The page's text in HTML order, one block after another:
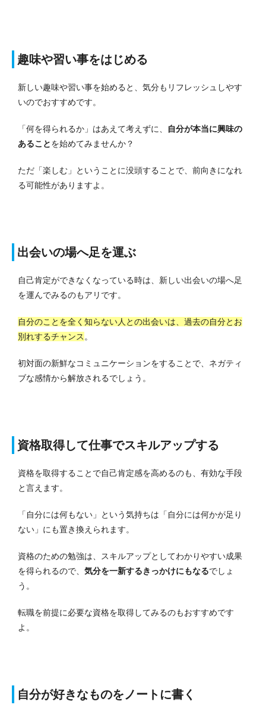
趣味や習い事をはじめる
新しい趣味や習い事を始めると、気分もリフレッシュしやす
いのでおすすめです。
「何を得られるか」はあえて考えずに、
自分が本当に興味の
あることを始めてみませんか？
ただ「楽しむ」ということに没頭することで、前向きになれ
る可能性がありますよ。
出会いの場へ足を運ぶ
自己肯定ができなくなっている時は、新しい出会いの場へ足
を運んでみるのもアリです。
自分のことを全く知らない人との出会いは、過去の自分とお
別れするチャンス。
初対面の新鮮なコミュニケーションをすることで、ネガティ
ブな感情から解放されるでしょう。
資格取得して仕事でスキルアップする
資格を取得することで自己肯定感を高めるのも、有効な手段
と言えます。
「自分には何もない」という気持ちは「自分には何かが足り
ない」にも置き換えられます。
資格のための勉強は、スキルアップとしてわかりやすい成果
を得られるので、 気分を一新するきっかけにもなるでしょ
う。
転職を前提に必要な資格を取得してみるのもおすすめです
よ。
自分が好きなものをノートに書く